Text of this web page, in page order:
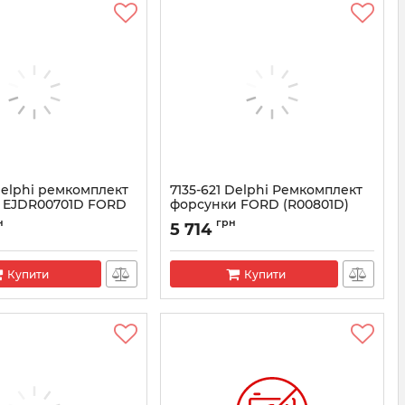
ремкомплект
FORD
Купити
7135-621 Delphi Ремкомплект
форсунки FORD (R00801D)
(28278897+L201PRD)
Артикул:
5 714 грн
Купити